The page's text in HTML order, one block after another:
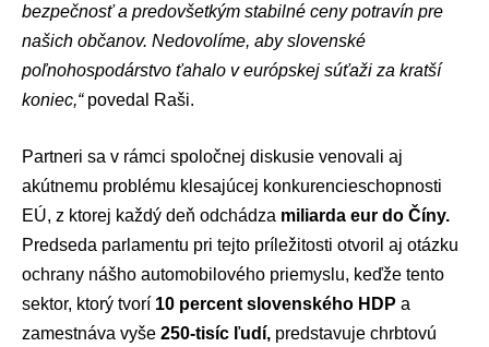
bezpečnosť a predovšetkým stabilné ceny potravín pre
našich občanov. Nedovolíme, aby slovenské
poľnohospodárstvo ťahalo v európskej súťaži za kratší
koniec,“povedal Raši.
Partneri sa v rámci spoločnej diskusie venovali aj
akútnemu problému klesajúcej konkurencieschopnosti
EÚ, z ktorej každý deň odchádza miliarda eur do Číny.
Predseda parlamentu pri tejto príležitosti otvoril aj otázku
ochrany nášho automobilového priemyslu, keďže tento
sektor, ktorý tvorí 10 percent slovenského HDP a
zamestnáva vyše 250-tisíc ľudí, predstavuje chrbtovú